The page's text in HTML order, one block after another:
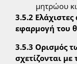
μητρώου
3.5.2 Ελάχιστες
εφαρμογή του
3.5.3 Ορισμός
σχετίζονται με